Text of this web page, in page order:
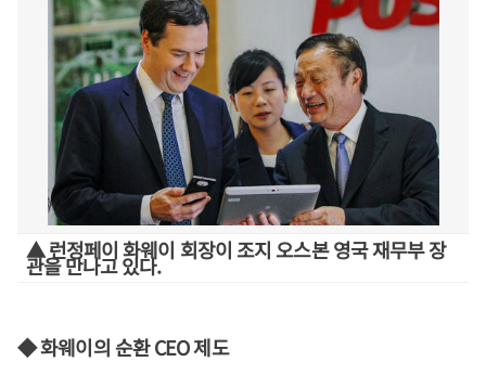
▲ 런정페이 화웨이 회장이 조지 오스본 영국 재무부 장
관을 만나고 있다.
◆ 화웨이의 순환 CEO 제도